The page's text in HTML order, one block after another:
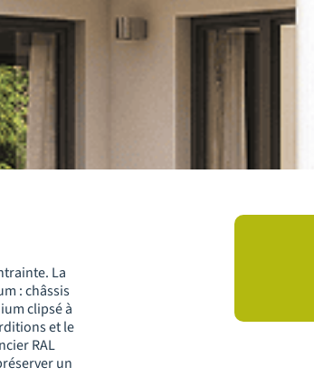
La
: châssis
clipsé à
et le
RAL
un